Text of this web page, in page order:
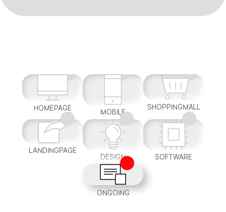
HOMEPAGE MOBILE
SHOPPINGMALL
LANDINGPAGE
DESIGN
SOFTWARE
ONGOING